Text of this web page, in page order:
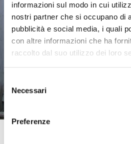
informazioni sul modo in cui
nostri partner che si occupano di
pubblicità e social media, i quali
con altre informazioni che ha
raccolto dal suo utilizzo dei loro
del
consenso
Necessari
Preferenze
LA MADDALENA E LA